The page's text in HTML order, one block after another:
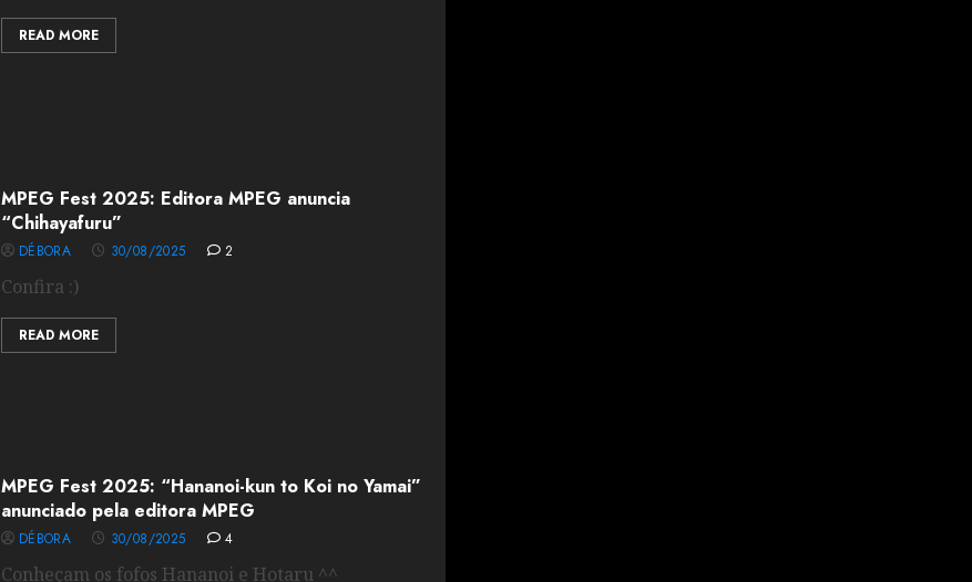
READ MORE
MPEG Fest 2025: Editora MPEG anuncia
“Chihayafuru”
DÉBORA 30/08/2025 2
Confira :)
READ MORE
MPEG Fest 2025: “Hananoi-kun to Koi no Yamai”
anunciado pela editora MPEG
DÉBORA 30/08/2025 4
Conheçam os fofos Hananoi e Hotaru ^^